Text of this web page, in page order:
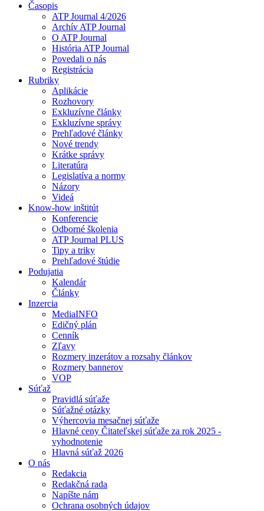
Časopis
ATP Journal 4/2026
Archív ATP Journal
O ATP Journal
História ATP Journal
Povedali o nás
Registrácia
Rubriky
Aplikácie
Rozhovory
Exkluzívne články
Exkluzívne správy
Prehľadové články
Nové trendy
Krátke správy
Literatúra
Legislatíva a normy
Názory
Videá
Know-how inštitút
Konferencie
Odborné školenia
ATP Journal PLUS
Tipy a triky
Prehľadové štúdie
Podujatia
Kalendár
Články
Inzercia
MediaINFO
Edičný plán
Cenník
Zľavy
Rozmery inzerátov a rozsahy článkov
Rozmery bannerov
VOP
Súťaž
Pravidlá súťaže
Súťažné otázky
Výhercovia mesačnej súťaže
Hlavné ceny Čitateľskej súťaže za rok 2025 -
vyhodnotenie
Hlavná súťaž 2026
O nás
Redakcia
Redakčná rada
Napíšte nám
Ochrana osobných údajov